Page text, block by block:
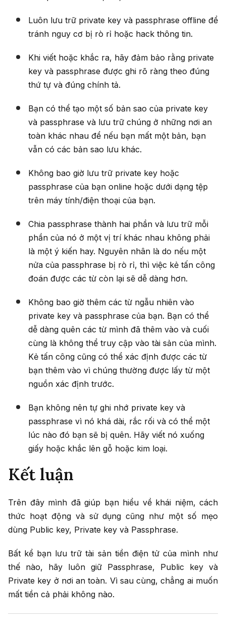
Luôn lưu trữ private key và passphrase offline để
tránh nguy cơ bị rò rỉ hoặc hack thông tin.
Khi viết hoặc khắc ra, hãy đảm bảo rằng private
key và passphrase được ghi rõ ràng theo đúng
thứ tự và đúng chính tả.
Bạn có thể tạo một số bản sao của private key
và passphrase và lưu trữ chúng ở những nơi an
toàn khác nhau để nếu bạn mất một bản, bạn
vẫn có các bản sao lưu khác.
Không bao giờ lưu trữ private key hoặc
passphrase của bạn online hoặc dưới dạng tệp
trên máy tính/điện thoại của bạn.
Chia passphrase thành hai phần và lưu trữ mỗi
phần của nó ở một vị trí khác nhau không phải
là một ý kiến ​​hay. Nguyên nhân là do nếu một
nửa của passphrase bị rò rỉ, thì việc kẻ tấn công
đoán được các từ còn lại sẽ dễ dàng hơn.
Không bao giờ thêm các từ ngẫu nhiên vào
private key và passphrase của bạn. Bạn có thể
dễ dàng quên các từ mình đã thêm vào và cuối
cùng là không thể truy cập vào tài sản của mình.
Kẻ tấn công cũng có thể xác định được các từ
bạn thêm vào vì chúng thường được lấy từ một
nguồn xác định trước.
Bạn không nên tự ghi nhớ private key và
passphrase vì nó khá dài, rắc rối và có thể một
lúc nào đó bạn sẽ bị quên. Hãy viết nó xuống
giấy hoặc khắc lên gỗ hoặc kim loại.
Kết luận
Trên đây mình đã giúp bạn hiểu về khái niệm, cách
thức hoạt động và sử dụng cũng như một số mẹo
dùng Public key, Private key và Passphrase.
Bất kể bạn lưu trữ tài sản tiền điện tử của mình như
thế nào, hãy luôn giữ Passphrase, Public key và
Private key ở nơi an toàn. Vì sau cùng, chẳng ai muốn
mất tiền cả phải không nào.